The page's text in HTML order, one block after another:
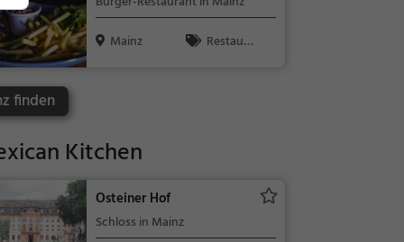
waren
Mainz
Restaura
finden
Kitchen
Osteiner Hof
Schloss in Mainz